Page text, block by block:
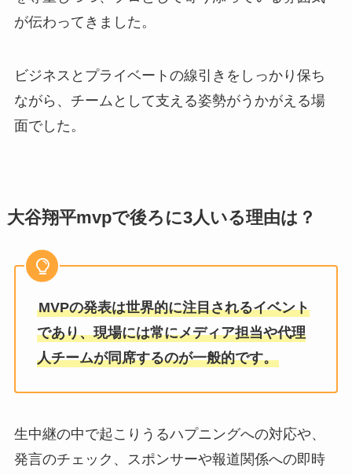
が伝わってきました。
ビジネスとプライベートの線引きをしっかり保ち
ながら、チームとして支える姿勢がうかがえる場
面でした。
大谷翔平mvpで後ろに3人いる理由は？
MVPの発表は世界的に注目されるイベント
であり、現場には常にメディア担当や代理
人チームが同席するのが一般的です。
生中継の中で起こりうるハプニングへの対応や、
発言のチェック、スポンサーや報道関係への即時